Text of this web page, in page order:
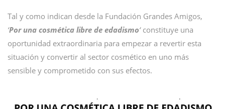
Tal y como indican desde la Fundación Grandes Amigos,
‘Por una cosmética libre de edadismo‘constituye una
oportunidad extraordinaria para empezar a revertir esta
situación y convertir al sector cosmético en uno más
sensible y comprometido con sus efectos.